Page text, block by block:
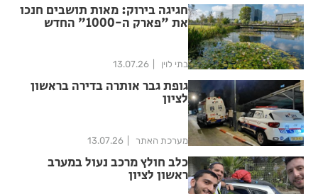
חגיגה בירוק: מאות תושבים חנכו
את "פארק ה-1000" החדש
בתי לוין 13.07.26
גופת גבר אותרה בדירה בראשון
לציון
מערכת האתר 13.07.26
כלב חולץ מרכב נעול במערב
ראשון לציון